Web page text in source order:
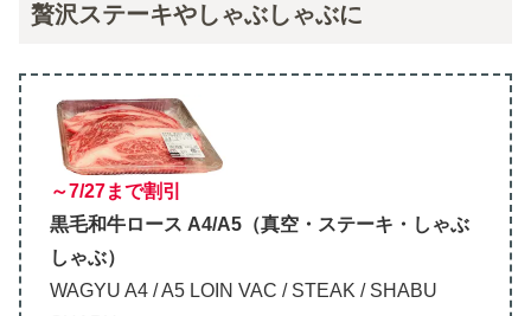
贅沢ステーキやしゃぶしゃぶに
～7/27まで割引
黒毛和牛ロース A4/A5（真空・ステーキ・しゃぶ
しゃぶ）
WAGYU A4 / A5 LOIN VAC / STEAK / SHABU